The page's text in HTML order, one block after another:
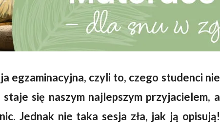
egzaminacyjna, czyli to, czego studenci nie
się naszym najlepszym przyjacielem, a
Jednak nie taka sesja zła, jak ją opisują!